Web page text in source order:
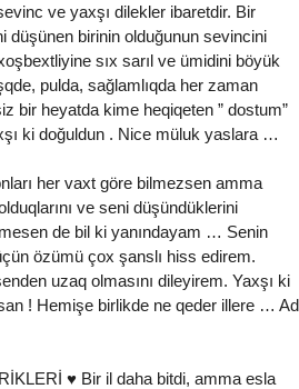
ve yaxşı dilekler ibaretdir. Bir
düşünen birinin olduğunun sevincini
sıx sarıl ve ümidini böyük
pulda, sağlamlıqda her zaman
bir heyatda kime heqiqeten ” dostum”
ki doğuldun . Nice müluk yaslara …
her vaxt göre bilmezsen amma
ve seni düşündüklerini
de bil ki yanındayam … Senin
özümü çox şanslı hiss edirem.
uzaq olmasını dileyirem. Yaxşı ki
! Hemişe birlikde ne qeder illere … Ad
♥ Bir il daha bitdi, amma esla